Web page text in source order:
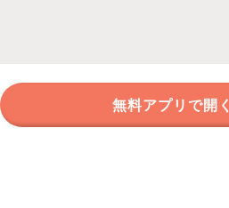
無料アプリで開く